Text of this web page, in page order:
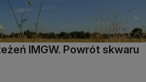
IMGW. Powrót skwaru